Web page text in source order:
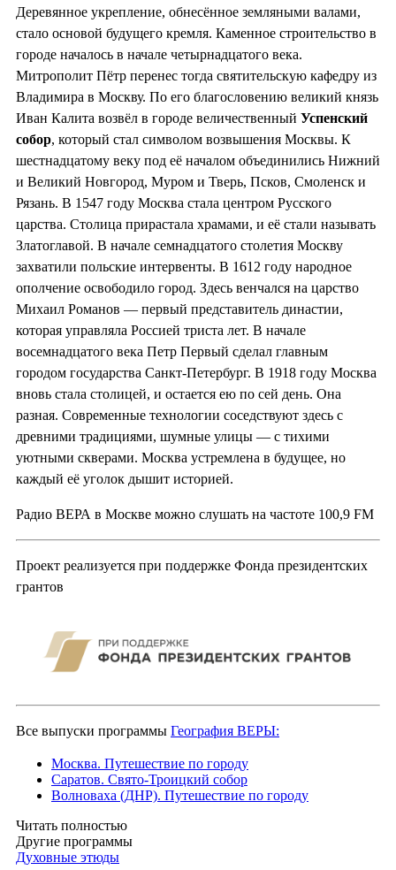
Деревянное укрепление, обнесённое земляными валами,
стало основой будущего кремля. Каменное строительство в
городе началось в начале четырнадцатого века.
Митрополит Пётр перенес тогда святительскую кафедру из
Владимира в Москву. По его благословению великий князь
Иван Калита возвёл в городе величественный Успенский
собор, который стал символом возвышения Москвы. К
шестнадцатому веку под её началом объединились Нижний
и Великий Новгород, Муром и Тверь, Псков, Смоленск и
Рязань. В 1547 году Москва стала центром Русского
царства. Столица прирастала храмами, и её стали называть
Златоглавой. В начале семнадцатого столетия Москву
захватили польские интервенты. В 1612 году народное
ополчение освободило город. Здесь венчался на царство
Михаил Романов — первый представитель династии,
которая управляла Россией триста лет. В начале
восемнадцатого века Петр Первый сделал главным
городом государства Санкт-Петербург. В 1918 году Москва
вновь стала столицей, и остается ею по сей день. Она
разная. Современные технологии соседствуют здесь с
древними традициями, шумные улицы — с тихими
уютными скверами. Москва устремлена в будущее, но
каждый её уголок дышит историей.
Радио ВЕРА в Москве можно слушать на частоте 100,9 FM
Проект реализуется при поддержке Фонда президентских
грантов
Все выпуски программы География ВЕРЫ:
Москва. Путешествие по городу
Саратов. Свято-Троицкий собор
Волноваха (ДНР). Путешествие по городу
Читать полностью
Другие программы
Духовные этюды